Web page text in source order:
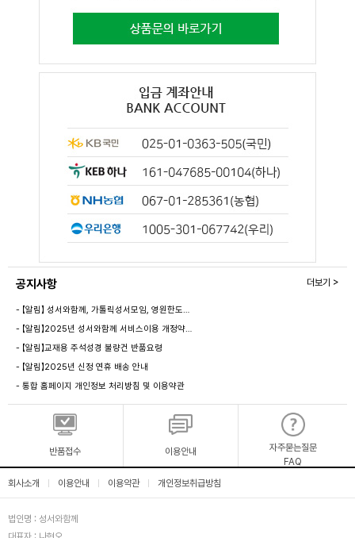
공지사항
- 【알림】 성서와함께, 가톨릭성서모임, 영원한도…
- 【알림】2025년 성서와함께 서비스이용 개정약…
- 【알림】교재용 주석성경 불량건 반품요령
- 【알림】2025년 신정 연휴 배송 안내
- 통합 홈페이지 개인정보 처리방침 및 이용약관
더보기 >
반품접수 이용안내
자주묻는질문
FAQ
회사소개
이용안내 이용약관 개인정보취급방침
법인명 : 성서와함께